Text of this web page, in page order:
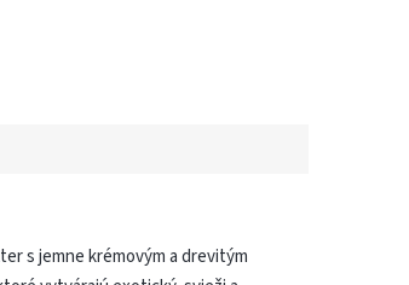
s jemne krémovým a drevitým